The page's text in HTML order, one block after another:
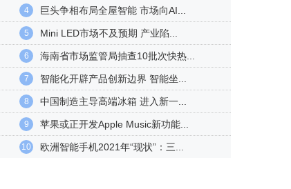
4 巨头争相布局全屋智能 市场向AI...
5 Mini LED市场不及预期 产业陷...
6 海南省市场监管局抽查10批次快热...
7 智能化开辟产品创新边界 智能坐...
8 中国制造主导高端冰箱 进入新一...
9 苹果或正开发Apple Music新功能...
10 欧洲智能手机2021年“现状”：三...